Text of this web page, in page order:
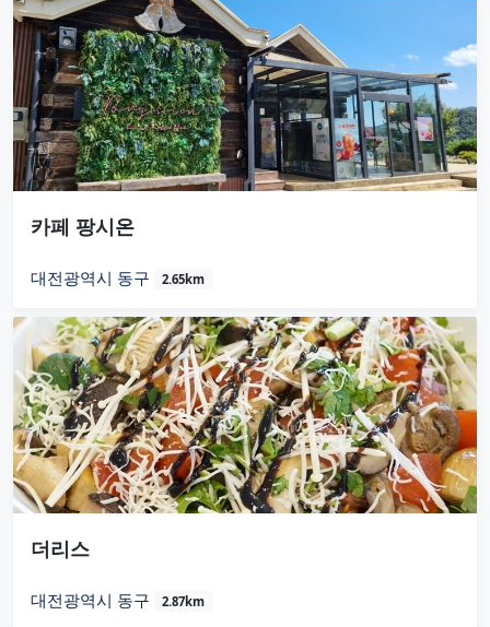
카페 팡시온
대전광역시 동구 2.65km
더리스
대전광역시 동구 2.87km